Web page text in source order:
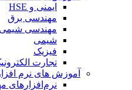
ایمنی و HSE
مهندسی برق
مهندسی شیمی
شیمی
فیزیک
تجارت الکترونیک
آموزش های نرم افزاری
نرم‌افزارهای